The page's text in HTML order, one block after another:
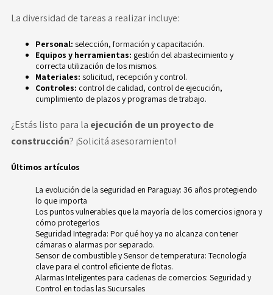
La diversidad de tareas a realizar incluye:
Personal: selección, formación y capacitación.
Equipos y herramientas: gestión del abastecimiento y
correcta utilización de los mismos.
Materiales: solicitud, recepción y control.
Controles: control de calidad, control de ejecución,
cumplimiento de plazos y programas de trabajo.
¿Estás listo para la ejecución de un proyecto de
construcción? ¡Solicitá asesoramiento!
Últimos artículos
La evolución de la seguridad en Paraguay: 36 años protegiendo
lo que importa
Los puntos vulnerables que la mayoría de los comercios ignora y
cómo protegerlos
Seguridad Integrada: Por qué hoy ya no alcanza con tener
cámaras o alarmas por separado.
Sensor de combustible y Sensor de temperatura: Tecnología
clave para el control eficiente de flotas.
Alarmas Inteligentes para cadenas de comercios: Seguridad y
Control en todas las Sucursales